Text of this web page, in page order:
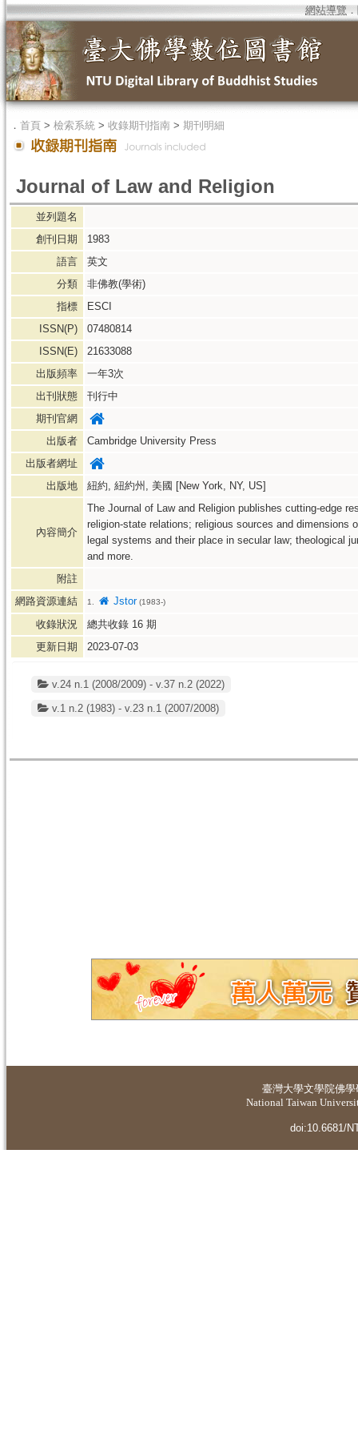
網站導覽 ．
． 首頁 > 檢索系統 > 收錄期刊指南 > 期刊明細
Journal of Law and Religion
並列題名
創刊日期
1983
語言
英文
分類
非佛教(學術)
指標
ESCI
ISSN(P)
07480814
ISSN(E)
21633088
出版頻率
一年3次
出刊狀態
刊行中
期刊官網
出版者
Cambridge University Press
出版者網址
出版地
紐約, 紐約州, 美國 [New York, NY, US]
內容簡介
The Journal of Law and Religion publishes cutting-edge
religion-state relations; religious sources and dimensions
legal systems and their place in secular law; theological
and more.
附註
網路資源連結
1. Jstor(1983-)
收錄狀況 總共收錄 16 期
更新日期
2023-07-03
v.24 n.1 (2008/2009) - v.37 n.2 (2022)
v.1 n.2 (1983) - v.23 n.1 (2007/2008)
臺灣大學文學院佛
National Taiwan
doi:10.6681/